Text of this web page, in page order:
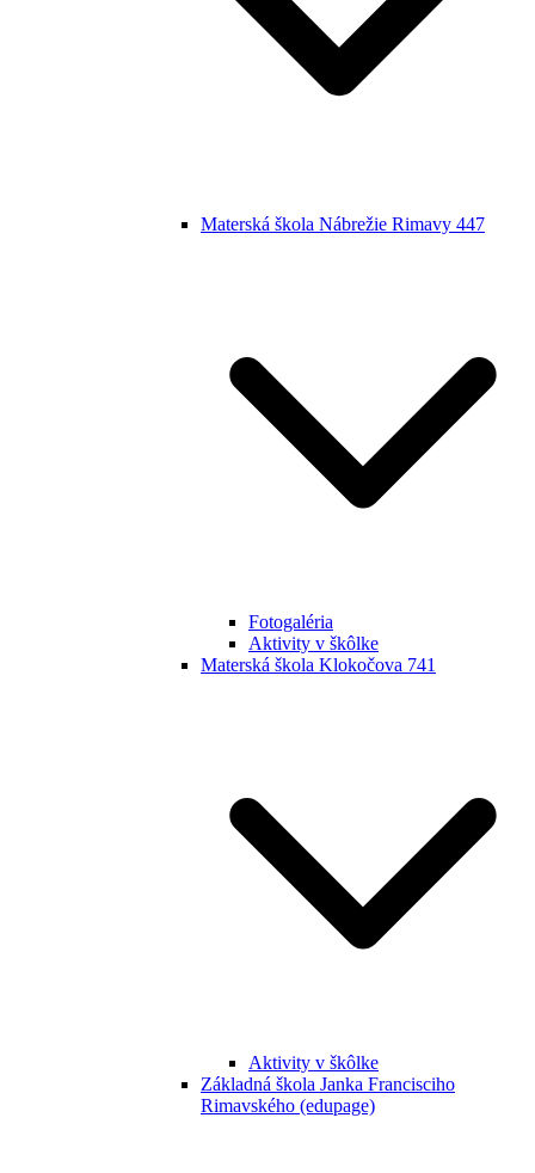
Materská škola Nábrežie Rimavy 447
Fotogaléria
Aktivity v škôlke
Materská škola Klokočova 741
Aktivity v škôlke
Základná škola Janka Francisciho
Rimavského (edupage)